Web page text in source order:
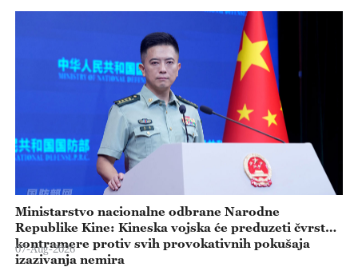
Ministarstvo nacionalne odbrane Narodne
Republike Kine: Kineska vojska će preduzeti čvrste
kontramere protiv svih provokativnih pokušaja
izazivanja nemira
07-Aug-2026